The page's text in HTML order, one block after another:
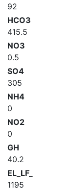
92
HCO3
415.5
NO3
0.5
SO4
305
NH4
0
NO2
0
GH
40.2
EL_LF_
1195